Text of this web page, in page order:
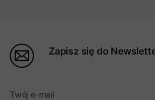
Zapisz się do
Twój e-mail